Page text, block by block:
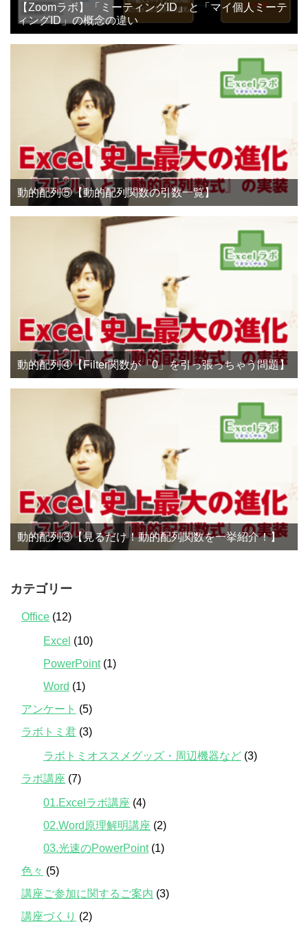
【Zoomラボ】「ミーティングID」と「マイ個人ミーテ
ィングID」の概念の違い
動的配列⑤【動的配列関数の引数一覧】
動的配列④【Filter関数が「0」を引っ張っちゃう問題】
動的配列③【見るだけ！動的配列関数を一挙紹介！】
カテゴリー
Office (12)
Excel (10)
PowerPoint(1)
Word (1)
アンケート (5)
ラボトミ君 (3)
ラボトミオススメグッズ・周辺機器など (3)
ラボ講座 (7)
01.Excelラボ講座 (4)
02.Word原理解明講座 (2)
03.光速のPowerPoint(1)
色々 (5)
講座ご参加に関するご案内 (3)
講座づくり (2)